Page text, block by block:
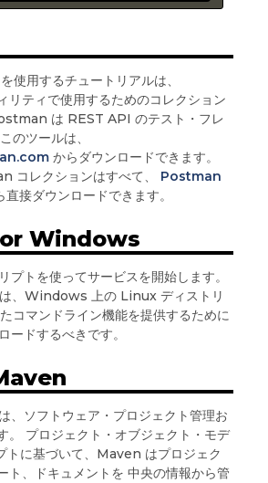
使用するチュートリアルは、
ティで使用するためのコレクション
は REST API のテスト・フレ
のツールは、
からダウンロードできます。
コレクションはすべて、 Postman
接ダウンロードできます。
Windows
トを使ってサービスを開始します。
、Windows 上の Linux ディストリ
コマンドライン機能を提供するために
ードするべきです。
は、ソフトウェア・プロジェクト管理お
。 プロジェクト・オブジェクト・モデ
トに基づいて、Maven はプロジェク
ト、ドキュメントを 中央の情報から管